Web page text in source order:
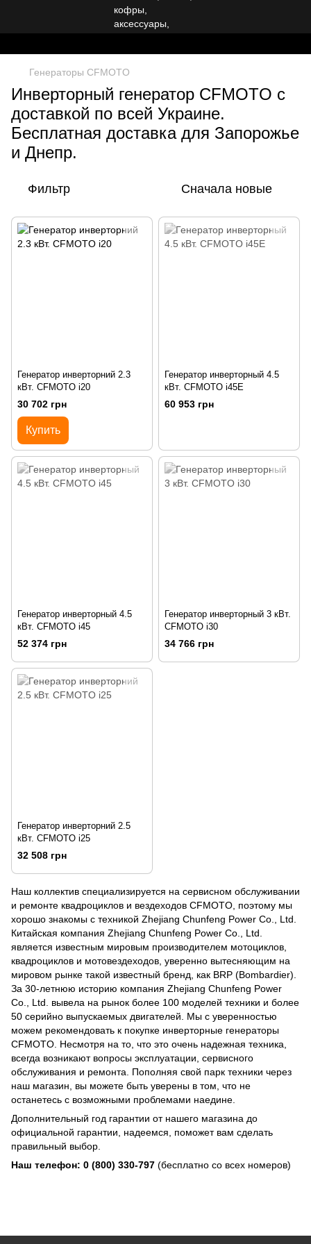
Генераторы CFMOTO
Инверторный генератор CFMOTO с
доставкой по всей Украине.
Бесплатная доставка для Запорожье
и Днепр.
Фильтр Сначала новые
Генератор инверторний 2.3
кВт. CFMOTO i20
30 702 грн
Купить
Генератор инверторный 4.5
кВт. CFMOTO i45E
60 953 грн
Генератор инверторный 4.5
кВт. CFMOTO i45
52 374 грн
Генератор инверторный 3 кВт.
CFMOTO i30
34 766 грн
Генератор инверторний 2.5
кВт. CFMOTO i25
32 508 грн
Наш коллектив специализируется на сервисном обслуживании
и ремонте квадроциклов и вездеходов CFMOTO, поэтому мы
хорошо знакомы с техникой Zhejiang Chunfeng Power Co., Ltd.
Китайская компания Zhejiang Chunfeng Power Co., Ltd.
является известным мировым производителем мотоциклов,
квадроциклов и мотовездеходов, уверенно вытесняющим на
мировом рынке такой известный бренд, как BRP (Bombardier).
За 30-летнюю историю компания Zhejiang Chunfeng Power
Co., Ltd. вывела на рынок более 100 моделей техники и более
50 серийно выпускаемых двигателей. Мы с уверенностью
можем рекомендовать к покупке инверторные генераторы
CFMOTO. Несмотря на то, что это очень надежная техника,
всегда возникают вопросы эксплуатации, сервисного
обслуживания и ремонта. Пополняя свой парк техники через
наш магазин, вы можете быть уверены в том, что не
останетесь с возможными проблемами наедине.
Дополнительный год гарантии от нашего магазина до
официальной гарантии, надеемся, поможет вам сделать
правильный выбор.
Наш телефон: 0 (800) 330-797 (бесплатно со всех номеров)